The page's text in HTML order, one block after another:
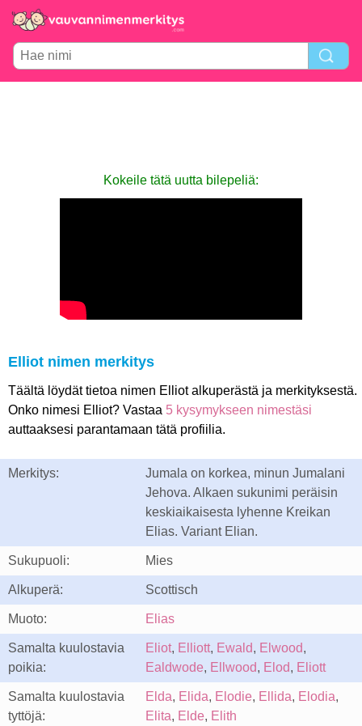
Kokeile tätä uutta bilepeliä:
Elliot nimen merkitys
Täältä löydät tietoa nimen Elliot alkuperästä ja merkityksestä.
Onko nimesi Elliot? Vastaa 5 kysymykseen nimestäsi
auttaaksesi parantamaan tätä profiilia.
Merkitys:
Jumala on korkea, minun Jumalani
Jehova. Alkaen sukunimi peräisin
keskiaikaisesta lyhenne Kreikan
Elias. Variant Elian.
Sukupuoli: Mies
Alkuperä: Scottisch
Muoto: Elias
Samalta kuulostavia
poikia:
Eliot, Elliott, Ewald, Elwood,
Ealdwode, Ellwood, Elod, Eliott
Samalta kuulostavia
tyttöjä:
Elda, Elida, Elodie, Ellida, Elodia,
Elita, Elde, Elith